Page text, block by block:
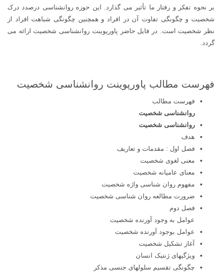
بر نحوه تفکر و رفتار ما تأثیر می گذارد. این حوزه روانشناسی درصدد درک
شخصیت و چگونگی تفاوت آن در افراد و همچنین چگونگی شباهت افراد از
نظر شخصیت است. در فایل حاضر پاورپوینت روانشناسی شخصیت ارائه می
گردد.
فهرست مطالب پاورپوینت روانشناسی شخصیت
فهرست مطالب
روانشناسی شخصیت
روانشناسی شخصیت
هدف
فصل اول : مقدمات و تعاریف
معنی لغوی شخصیت
معنای عامیانه شخصیت
مفهوم روان شناسی واژه شخصیت
ضرورت مطالعه روان شناسی شخصیت
فصل دوم
عوامل به وجود آورنده شخصیت
عوامل بوجود آورنده شخصیت
آغاز تشکیل شخصیت
ویژگیهای ژنتیک انسان
چگونگی تقسیم سلولهای جنسی مذکر